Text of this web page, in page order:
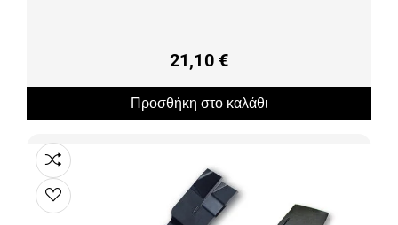
21,10 €
Προσθήκη στο καλάθι